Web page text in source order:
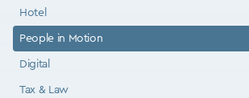
Hotel
People in Motion
Digital
Tax & Law